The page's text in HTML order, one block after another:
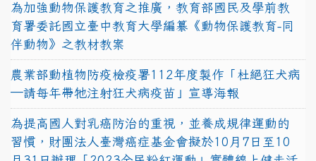
為加強動物保護教育之推廣，教育部國民及學前教
育署委託國立臺中教育大學編纂《動物保護教育-同
伴動物》之教材教案
農業部動植物防疫檢疫署112年度製作「杜絕狂犬病
—請每年帶牠注射狂犬病疫苗」宣導海報
為提高國人對乳癌防治的重視，並養成規律運動的
習慣，財團法人臺灣癌症基金會擬於10月7日至10